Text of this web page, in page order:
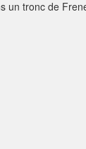
un tronc de